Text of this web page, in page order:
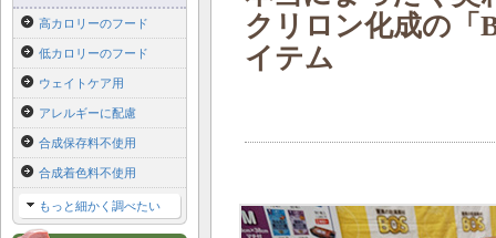
クリロン化成の「
イテム
高カロリーのフード
低カロリーのフード
ウェイトケア用
アレルギーに配慮
合成保存料不使用
合成着色料不使用
もっと細かく調べたい